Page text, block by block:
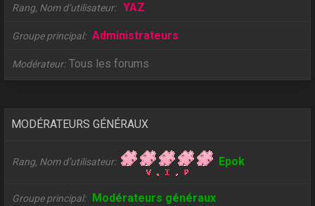
Rang, Nom d’utilisateur YAZ
Groupe principal Administrateurs
Modérateur Tous les forums
MODÉRATEURS GÉNÉRAUX
Rang, Nom d’utilisateur Epok
Groupe principal Modérateurs généraux